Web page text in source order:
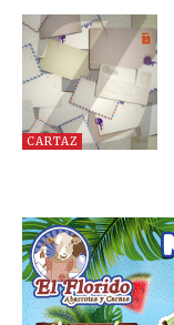
CARTAZ